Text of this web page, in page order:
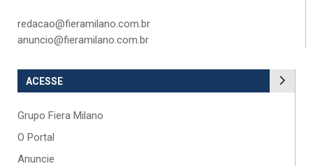
redacao@fieramilano.com.br
anuncio@fieramilano.com.br
ACESSE
Grupo Fiera Milano
O Portal
Anuncie